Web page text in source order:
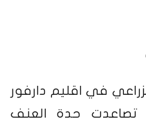
في اقليم دارفور
تصاعدت حدة العنف